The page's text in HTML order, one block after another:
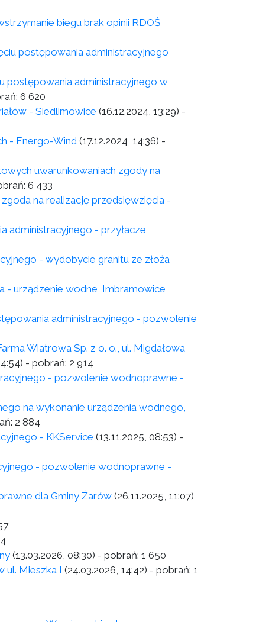
biegu brak opinii RDOŚ
postępowania administracyjnego
postępowania administracyjnego w
6 620
- Siedlimowice (16.12.2024, 13:29) -
- Energo-Wind (17.12.2024, 14:36) -
uwarunkowaniach zgody na
6 433
na realizację przedsięwzięcia -
administracyjnego - przyłacze
- wydobycie granitu ze złoża
- urządzenie wodne, Imbramowice
administracyjnego - pozwolenie
Wiatrowa Sp. z o. o., ul. Migdałowa
- pobrań: 2 914
- pozwolenie wodnoprawne -
na wykonanie urządzenia wodnego,
2 884
- KKService (13.11.2025, 08:53) -
- pozwolenie wodnoprawne -
dla Gminy Żarów (26.11.2025, 11:07)
(13.03.2026, 08:30) - pobrań: 1 650
ul. Mieszka I (24.03.2026, 14:42) - pobrań: 1